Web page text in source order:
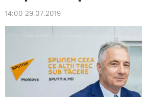
14:00 29.07.2019